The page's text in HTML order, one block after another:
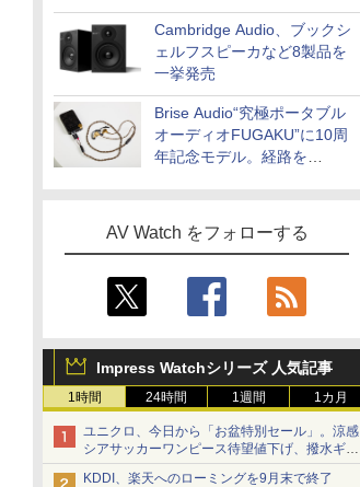
SilentPowerから
Cambridge Audio、ブックシ
ェルフスピーカなど8製品を
一挙発売
Brise Audio“究極ポータブル
オーディオFUGAKU”に10周
年記念モデル。経路を
AV Watch をフォローする
Impress Watchシリーズ 人気記事
1時間 24時間 1週間 1カ月
ユニクロ、今日から「お盆特別セール」。涼感
シアサッカーワンピース待望値下げ、撥水ギア
ショーツは1990円に
KDDI、楽天へのローミングを9月末で終了